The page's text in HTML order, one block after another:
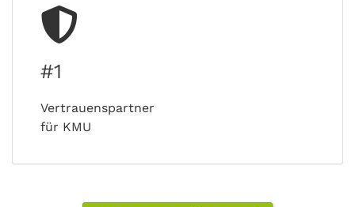
#1
Vertrauenspartner
für KMU